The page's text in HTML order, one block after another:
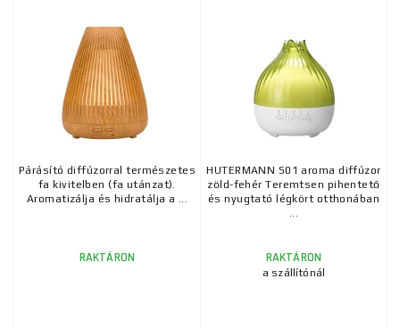
Párásító diffúzorral természetes
fa kivitelben (fa utánzat).
Aromatizálja és hidratálja a ...
RAKTÁRON
HUTERMANN S01 aroma diffúzor
zöld-fehér Teremtsen pihentető
és nyugtató légkört otthonában
...
RAKTÁRON
a szállítónál